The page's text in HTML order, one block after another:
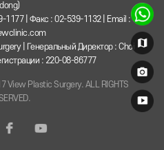
dong)
1177 | Факс : 02-539-1132 | Email :
| Генеральный Директор : Choi
: 220-08-86777
View Plastic Surgery. ALL RIGHTS